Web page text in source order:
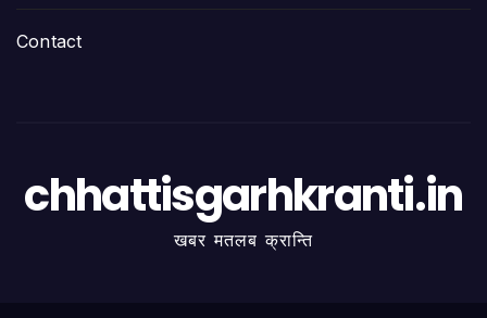
Contact
chhattisgarhkranti.in
खबर मतलब क्रान्ति